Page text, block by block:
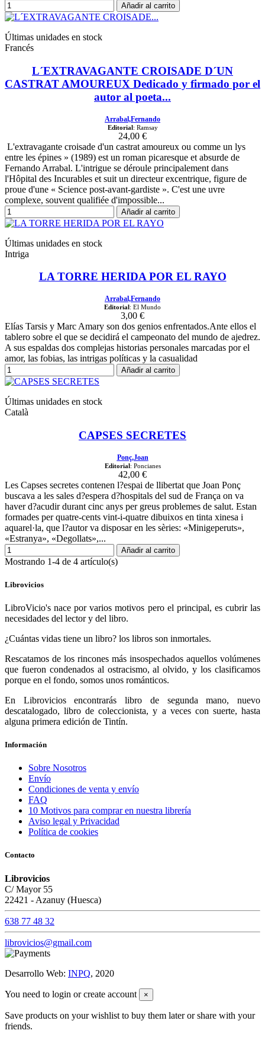
Añadir al carrito
Últimas unidades en stock
Francés
L´EXTRAVAGANTE CROISADE D´UN
CASTRAT AMOUREUX Dedicado y firmado por el
autor al poeta...
Arrabal,Fernando
Editorial: Ramsay
24,00 €
L'extravagante croisade d'un castrat amoureux ou comme un lys
entre les épines » (1989) est un roman picaresque et absurde de
Fernando Arrabal. L'intrigue se déroule principalement dans
l'Hôpital des Incurables et suit un directeur excentrique, figure de
proue d'une « Science post-avant-gardiste ». C'est une uvre
complexe, souvent qualifiée d'impossible...
Añadir al carrito
Últimas unidades en stock
Intriga
LA TORRE HERIDA POR EL RAYO
Arrabal,Fernando
Editorial: El Mundo
3,00 €
Elías Tarsis y Marc Amary son dos genios enfrentados.Ante ellos el
tablero sobre el que se decidirá el campeonato del mundo de ajedrez.
A sus espaldas dos complejas historias personales marcadas por el
amor, las fobias, las intrigas políticas y la casualidad
Añadir al carrito
Últimas unidades en stock
Català
CAPSES SECRETES
Ponç,Joan
Editorial: Poncianes
42,00 €
Les Capses secretes contenen l?espai de llibertat que Joan Ponç
buscava a les sales d?espera d?hospitals del sud de França on va
haver d?acudir durant cinc anys per greus problemes de salut. Estan
formades per quatre-cents vint-i-quatre dibuixos en tinta xinesa i
aquarel·la, que l?autor va disposar en les sèries: «Minigeperuts»,
«Estranya», «Degollats»,...
Añadir al carrito
Mostrando 1-4 de 4 artículo(s)
Librovicios
LibroVicio's nace por varios motivos pero el principal, es cubrir las
necesidades del lector y del libro.
¿Cuántas vidas tiene un libro? los libros son inmortales.
Rescatamos de los rincones más insospechados aquellos volúmenes
que fueron condenados al ostracismo, al olvido, y los clasificamos
porque en el fondo, somos unos románticos.
En Librovicios encontrarás libro de segunda mano, nuevo
descatalogado, libro de coleccionista, y a veces con suerte, hasta
alguna primera edición de Tintín.
Información
Sobre Nosotros
Envío
Condiciones de venta y envío
FAQ
10 Motivos para comprar en nuestra librería
Aviso legal y Privacidad
Política de cookies
Contacto
Librovicios
C/ Mayor 55
22421 - Azanuy (Huesca)
638 77 48 32
librovicios@gmail.com
Desarrollo Web: INPQ, 2020
You need to login or create account ×
Save products on your wishlist to buy them later or share with your
friends.